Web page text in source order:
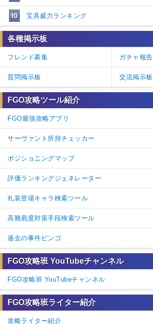
10 宝具威力ランキング
各種掲示板
フレンド募集 ガチャ報告
質問掲示板 交流掲示板
FGO攻略ツール紹介
FGO最強攻略アプリ
サーヴァント所持チェッカー
ポジショニングマップ
評価ランキングジェネレーター
礼装登場キャラ検索ツール
高難易度対策手段検索ツール
過去の事件ビンゴ
FGO攻略班 YouTubeチャンネル
FGO攻略班 YouTubeチャンネル
FGO攻略班ライター紹介
攻略ライター紹介